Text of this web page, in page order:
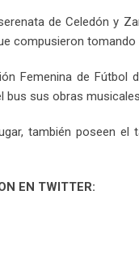
de Celedón y
compusieron tomando
Femenina de Fútbol
bus sus obras
también poseen
EN TWITTER: